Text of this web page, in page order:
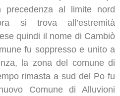
precedenza al limite nord
si trova all’estremità
quindi il nome di Cambiò
fu soppresso e unito a
la zona del comune di
rimasta a sud del Po fu
Comune di Alluvioni